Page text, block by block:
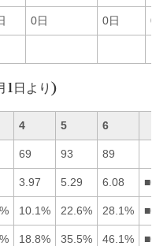
0日 0日 0日
1日より)
4 5 6
69 93 89
3.97 5.29 6.08
10.1% 22.6% 28.1%
18.8% 35.5% 46.1%